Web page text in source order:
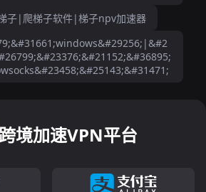
子|爬梯子软件|梯子npv加速器
跨境加速VPN平台